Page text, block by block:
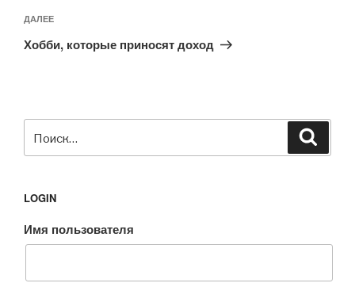
Следующая
запись
ДАЛЕЕ
Хобби, которые приносят доход
LOGIN
Имя пользователя